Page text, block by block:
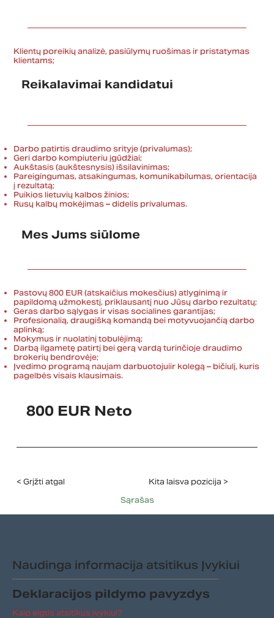
< Grįžti atgal Kita laisva pozicija >
Sąrašas
Klientų poreikių analizė, pasiūlymų ruošimas ir pristatymas
klientams;
Darbo patirtis draudimo srityje (privalumas);
Geri darbo kompiuteriu įgūdžiai;
Aukštasis (aukštesnysis) išsilavinimas;
Pareigingumas, atsakingumas, komunikabilumas, orientacija
į rezultatą;
Puikios lietuvių kalbos žinios;
Rusų kalbų mokėjimas – didelis privalumas.
Reikalavimai kandidatui
Pastovų 800 EUR (atskaičius mokesčius) atlyginimą ir
papildomą užmokestį, priklausantį nuo Jūsų darbo rezultatų;
Geras darbo sąlygas ir visas socialines garantijas;
Profesionalią, draugišką komandą bei motyvuojančią darbo
aplinką;
Mokymus ir nuolatinį tobulėjimą;
Darbą ilgametę patirtį bei gerą vardą turinčioje draudimo
brokerių bendrovėje;
Įvedimo programą naujam darbuotojuiir kolegą – bičiulį, kuris
pagelbės visais klausimais.
Mes Jums siūlome
800 EUR Neto
Naudinga informacija atsitikus Įvykiui
Deklaracijos pildymo pavyzdys
Kaip elgtis atsitikus įvykiui?